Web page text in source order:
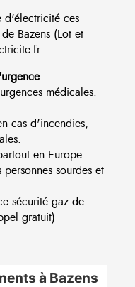
d'électricité ces
Bazens (Lot et
médicales.
cas d'incendies,
en Europe.
sourdes et
sécurité gaz de
gratuit)
à Bazens